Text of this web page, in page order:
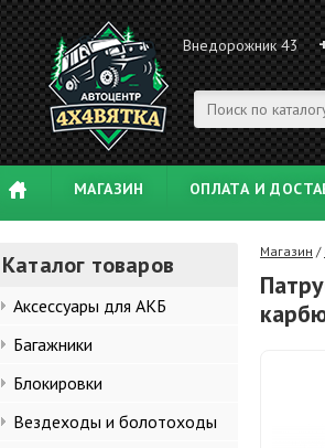
Внедорожник 43
МАГАЗИН ОПЛАТА И
Каталог товаров
Аксессуары для АКБ
Багажники
Блокировки
Вездеходы и болотоходы
Магазин /